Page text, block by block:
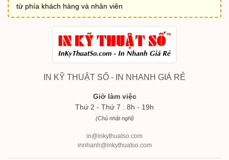
từ phía khách hàng và nhân viên
IN KỸ THUẬT SỐ - IN NHANH GIÁ RẺ
Giờ làm việc
Thứ 2 - Thứ 7 : 8h - 19h
(Chủ nhật nghỉ)
in@inkythuatso.com
innhanh@inkythuatso.com